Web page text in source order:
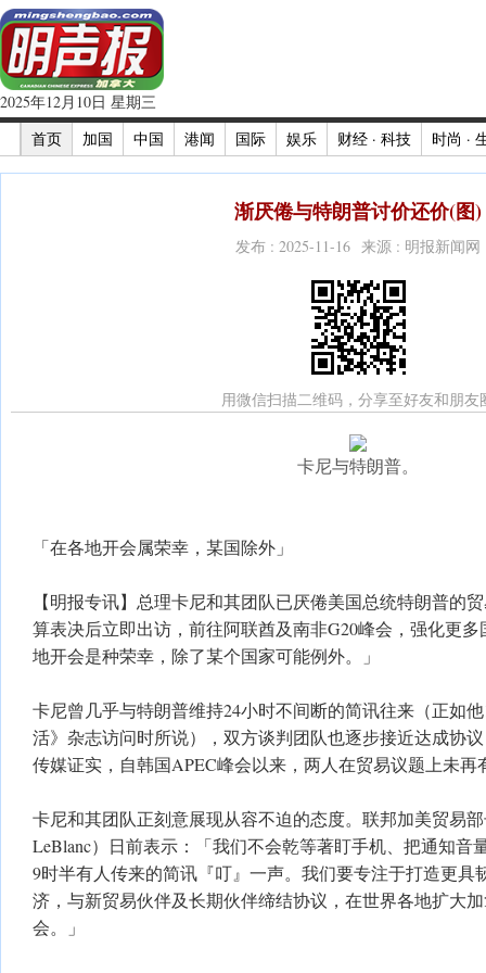
2025年12月10日 星期三
首页
加国 中国 港闻 国际 娱乐 财经 · 科技 时尚 ·
渐厌倦与特朗普讨价还价(图)
发布 : 2025-11-16 来源 : 明报新闻网
用微信扫描二维码，分享至好友和朋友
卡尼与特朗普。
「在各地开会属荣幸，某国除外」
【明报专讯】总理卡尼和其团队已厌倦美国总统特朗普的
算表决后立即出访，前往阿联酋及南非G20峰会，强化更
地开会是种荣幸，除了某个国家可能例外。」
卡尼曾几乎与特朗普维持24小时不间断的简讯往来（正如
活》杂志访问时所说），双方谈判团队也逐步接近达成协
传媒证实，自韩国APEC峰会以来，两人在贸易议题上未再
卡尼和其团队正刻意展现从容不迫的态度。联邦加美贸易
LeBlanc）日前表示：「我们不会乾等著盯手机、把通知音
9时半有人传来的简讯『叮』一声。我们要专注于打造更具
济，与新贸易伙伴及长期伙伴缔结协议，在世界各地扩大
会。」